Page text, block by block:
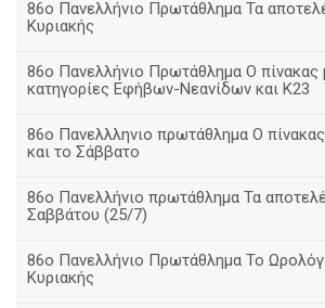
86ο Πανελλήνιο Πρωτάθλημα Τα
Κυριακής
86ο Πανελλήνιο Πρωτάθλημα Ο πίνακας
κατηγορίες Εφήβων-Νεανίδων και Κ23
86ο Πανελλληνιο πρωτάθλημα Ο
και το Σάββατο
86ο Πανελλήνιο πρωτάθλημα Τα
Σαββάτου (25/7)
86o Πανελλήνιο Πρωτάθλημα Το
Κυριακής